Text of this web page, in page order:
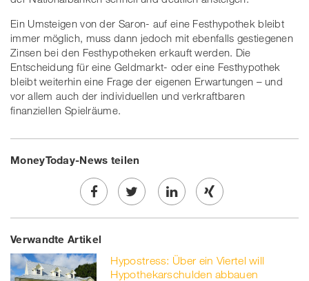
Ein Umsteigen von der Saron- auf eine Festhypothek bleibt
immer möglich, muss dann jedoch mit ebenfalls gestiegenen
Zinsen bei den Festhypotheken erkauft werden. Die
Entscheidung für eine Geldmarkt- oder eine Festhypothek
bleibt weiterhin eine Frage der eigenen Erwartungen – und
vor allem auch der individuellen und verkraftbaren
finanziellen Spielräume.
MoneyToday-News teilen
Share
on
Facebook
Twe
on
Share
linkedin
Share
Xing
Verwandte Artikel
Hypostress: Über ein Viertel will
Hypothekarschulden abbauen